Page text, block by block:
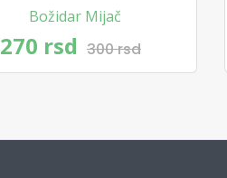
Božidar Mijač
270 rsd 300 rsd